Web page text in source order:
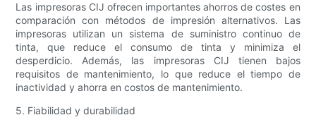
Las impresoras CIJ ofrecen importantes ahorros de costes en
comparación con métodos de impresión alternativos. Las
impresoras utilizan un sistema de suministro continuo de
tinta, que reduce el consumo de tinta y minimiza el
desperdicio. Además, las impresoras CIJ tienen bajos
requisitos de mantenimiento, lo que reduce el tiempo de
inactividad y ahorra en costos de mantenimiento.
5. Fiabilidad y durabilidad